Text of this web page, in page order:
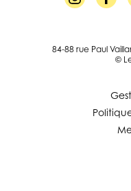
84-88 rue Paul
©